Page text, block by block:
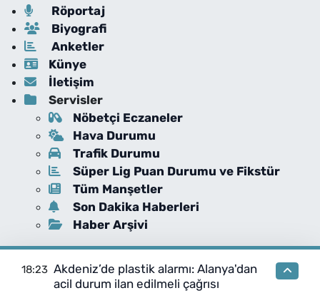
Röportaj
Biyografi
Anketler
Künye
İletişim
Servisler
Nöbetçi Eczaneler
Hava Durumu
Trafik Durumu
Süper Lig Puan Durumu ve Fikstür
Tüm Manşetler
Son Dakika Haberleri
Haber Arşivi
18:23 Akdeniz’de plastik alarmı: Alanya'dan
acil durum ilan edilmeli çağrısı